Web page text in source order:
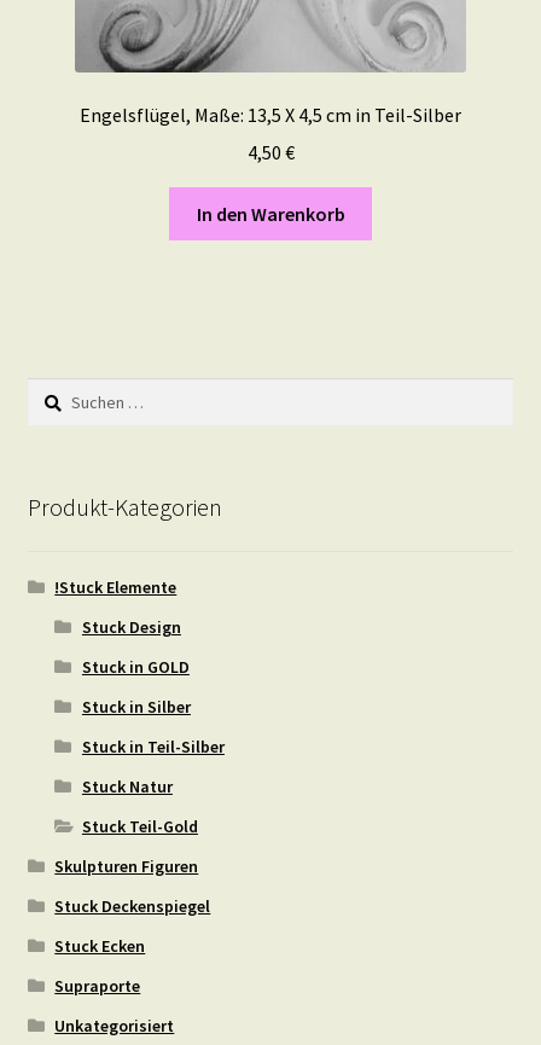
Engelsflügel, Maße: 13,5 X 4,5 cm in Teil-Silber
4,50 €
In den Warenkorb
Suchen
nach:
Produkt-Kategorien
!Stuck Elemente
Stuck Design
Stuck in GOLD
Stuck in Silber
Stuck in Teil-Silber
Stuck Natur
Stuck Teil-Gold
Skulpturen Figuren
Stuck Deckenspiegel
Stuck Ecken
Supraporte
Unkategorisiert